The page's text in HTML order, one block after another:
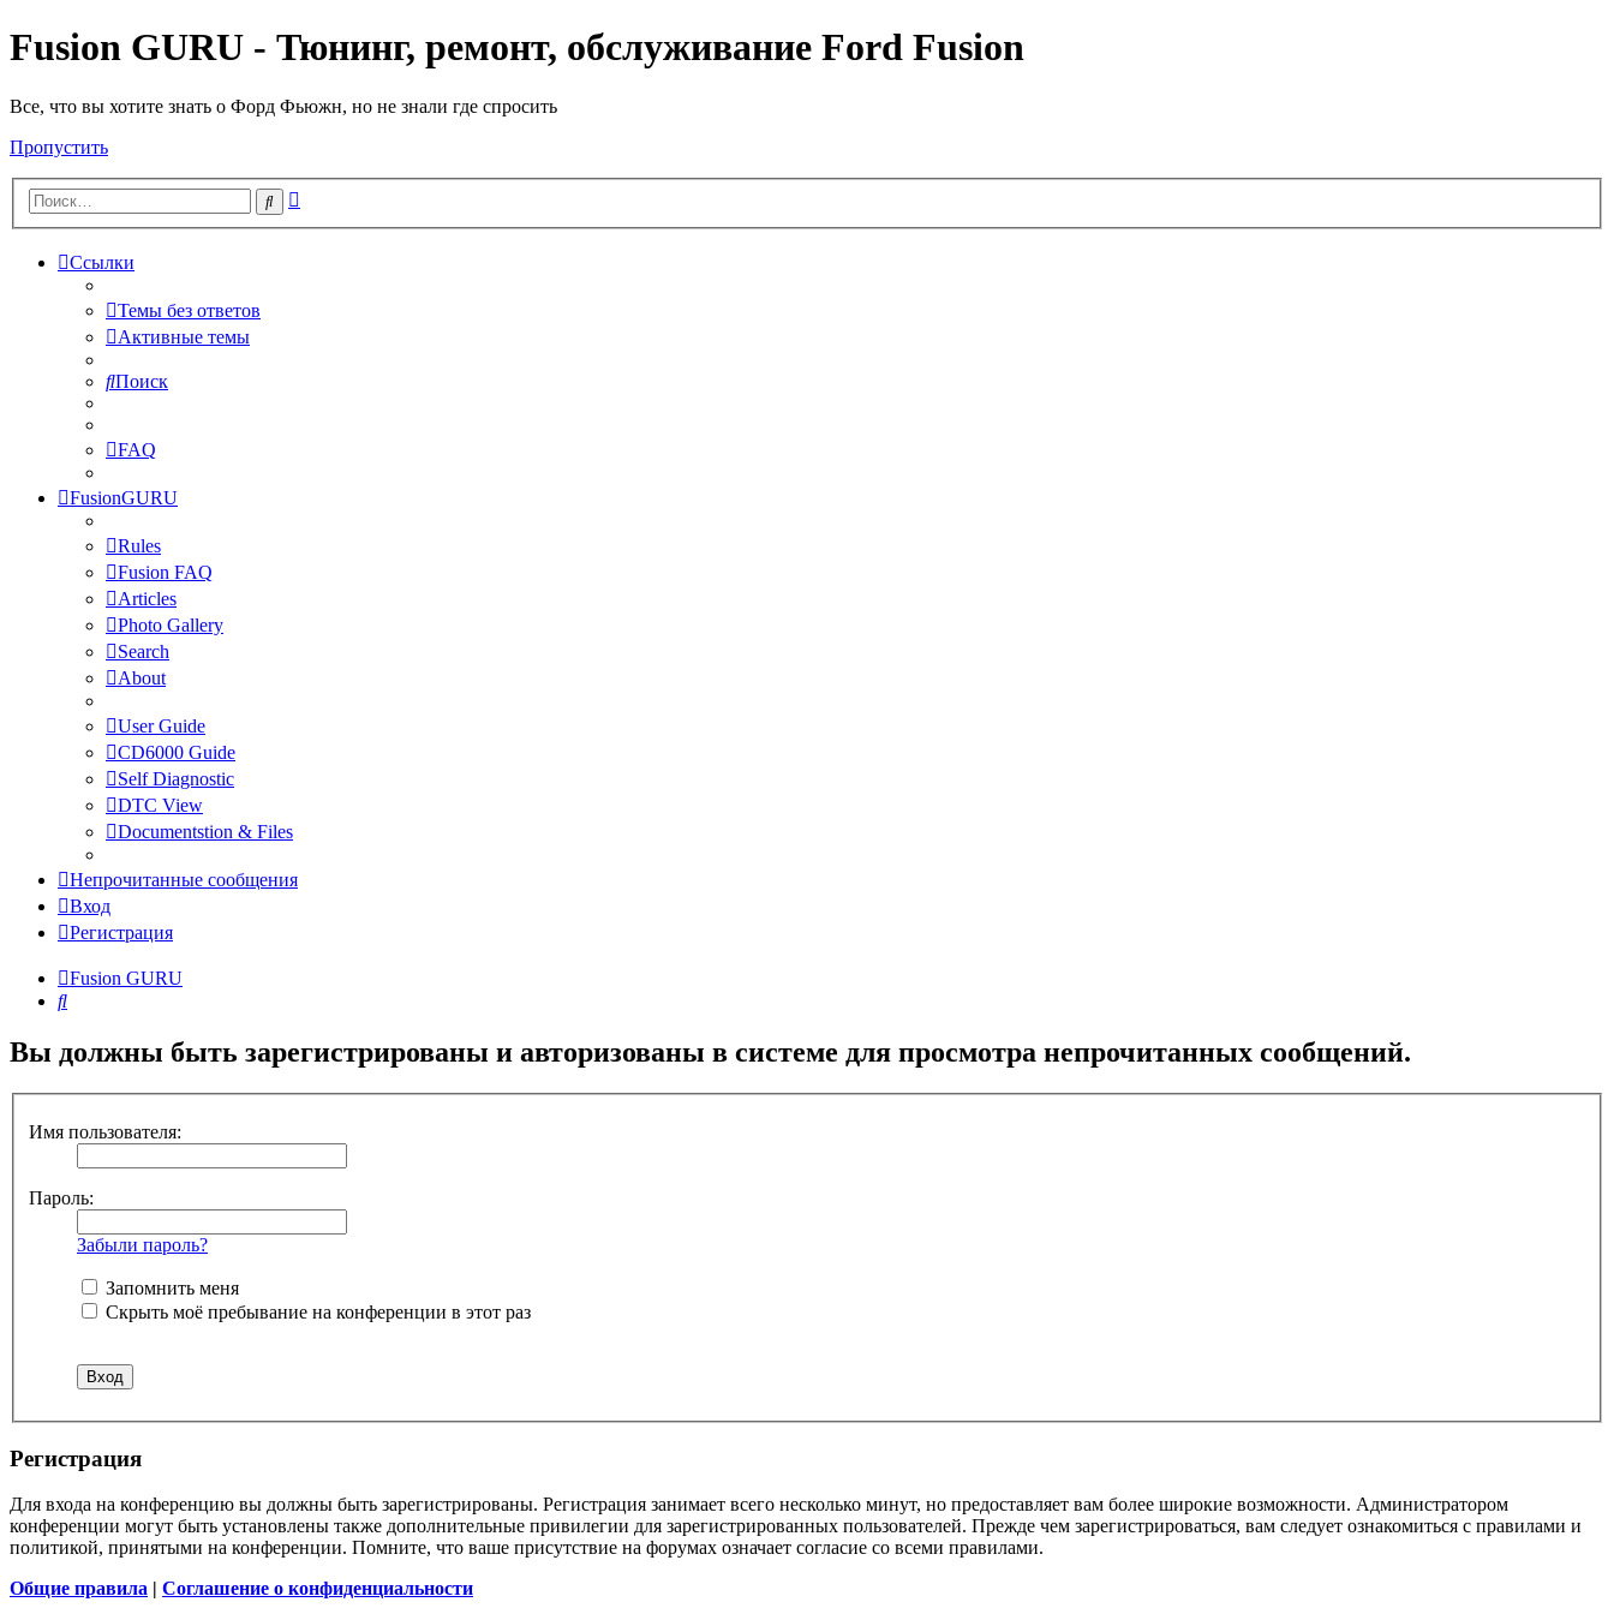
Fusion GURU - Тюнинг, ремонт, обслуживание Ford Fusion
Все, что вы хотите знать о Форд Фьюжн, но не знали где спросить
Пропустить
Поиск
Ссылки
Темы без ответов
Активные темы
Поиск
FAQ
FusionGURU
Rules
Fusion FAQ
Articles
Photo Gallery
Search
About
User Guide
CD6000 Guide
Self Diagnostic
DTC View
Documentstion & Files
Непрочитанные сообщения
Вход
Регистрация
Fusion GURU
Поиск
Вы должны быть зарегистрированы и авторизованы в системе для просмотра непрочитанных сообщений.
Имя пользователя:
Пароль:
Забыли пароль?
Запомнить меня
Скрыть моё пребывание на конференции в этот раз
Регистрация
Для входа на конференцию вы должны быть зарегистрированы. Регистрация занимает всего несколько минут, но предоставляет вам более широкие возможности. Администратором
конференции могут быть установлены также дополнительные привилегии для зарегистрированных пользователей. Прежде чем зарегистрироваться, вам следует ознакомиться с правилами и
политикой, принятыми на конференции. Помните, что ваше присутствие на форумах означает согласие со всеми правилами.
Общие правила | Соглашение о конфиденциальности